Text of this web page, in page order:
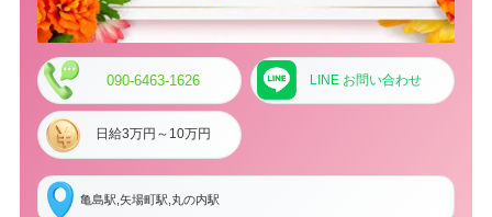
090-6463-1626 LINE お問い合わせ
日給3万円～10万円
亀島駅,矢場町駅,丸の内駅